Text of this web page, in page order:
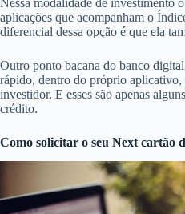
aplicações que acompanham o
diferencial dessa opção é que ela
Outro ponto bacana do banco
rápido, dentro do próprio aplicativo,
investidor. E esses são apenas
crédito.
Como solicitar o seu Next cartão